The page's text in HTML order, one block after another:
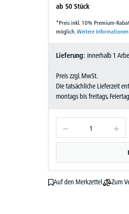
ab 50 Stück
*Preis inkl. 10% Premium-
möglich. Weitere Informationen
Lieferung: innerhalb 1
Preis zzgl. MwSt.
Die tatsächliche Lieferzeit
montags bis freitags,
Auf den Merkzettel
Zum